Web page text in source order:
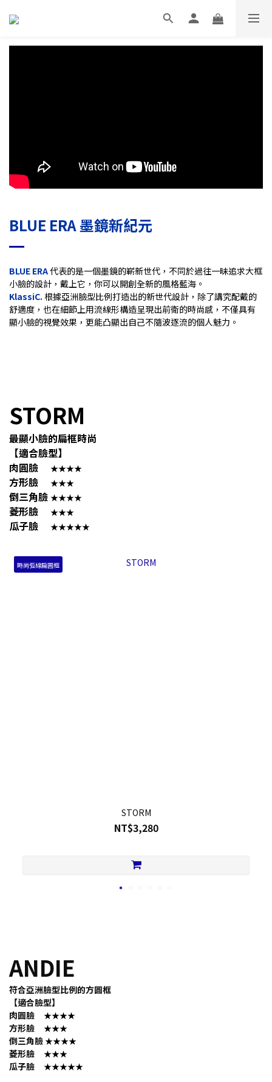
BLUE ERA墨鏡新紀元
BLUE ERA代表的是一個墨鏡的嶄新世代，不同於過往一昧追求大框
小臉的設計，戴上它，你可以開創全新的風格藍海。
KlassiC. 根據亞洲臉型比例打造出的新世代設計，除了講究配戴的
舒適度，也在細節上用流線形構造呈現出前衛的時尚感，不僅具有
顯小臉的視覺效果，更能凸顯出自己不隨波逐流的個人魅力。
STORM
最顯小臉的扁框時尚
【適合臉型】
肉圓臉
★★★★
方形臉 ★★★
倒三角臉 ★★★★
菱形臉 ★★★
瓜子臉 ★★★★★
時尚弧線扁圓框
STORM
NT$3,280
ANDIE
符合亞洲臉型比例的方圓框
【適合臉型】
肉圓臉 ★★★★
方形臉 ★★★
倒三角臉★★★★
菱形臉 ★★★
瓜子臉 ★★★★★